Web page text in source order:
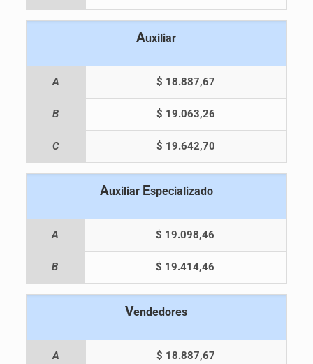
Auxiliar
A $ 18.887,67
B $ 19.063,26
C $ 19.642,70
Auxiliar Especializado
A $ 19.098,46
B $ 19.414,46
Vendedores
A $ 18.887,67